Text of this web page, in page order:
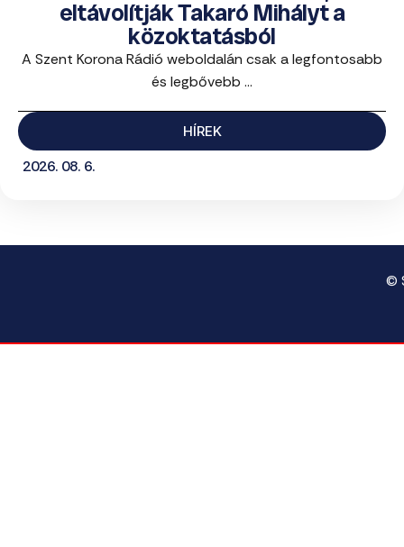
eltávolítják Takaró Mihályt a
közoktatásból
A Szent Korona Rádió weboldalán csak a legfontosabb
és legbővebb ...
HÍREK
2026. 08. 6.
©